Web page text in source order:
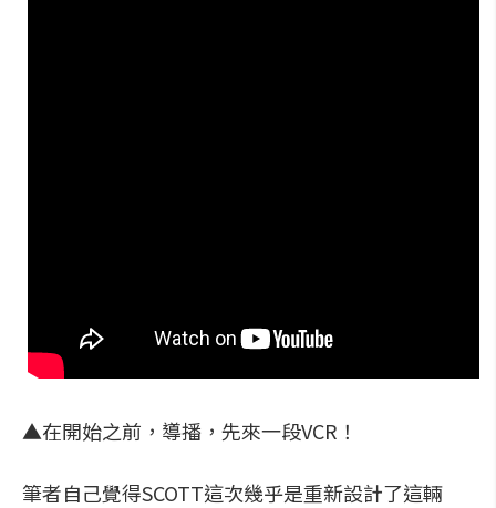
▲在開始之前，導播，先來一段VCR！
筆者自己覺得SCOTT這次幾乎是重新設計了這輛